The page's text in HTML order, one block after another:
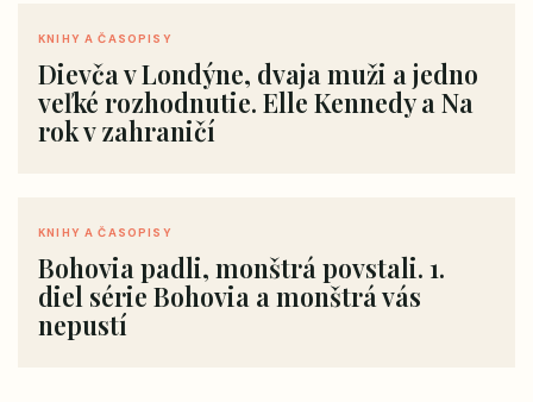
KNIHY A ČASOPISY
Dievča v Londýne, dvaja muži a jedno
veľké rozhodnutie. Elle Kennedy a Na
rok v zahraničí
KNIHY A ČASOPISY
Bohovia padli, monštrá povstali. 1.
diel série Bohovia a monštrá vás
nepustí